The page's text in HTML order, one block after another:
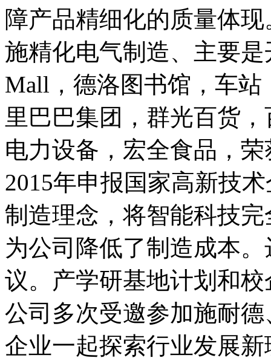
障产品精细化的质量体
施精化电气制造、主要
Mall，德洛图书馆，车
里巴巴集团，群光百货
电力设备，宏全食品，
2015年申报国家高新技
制造理念，将智能科技
为公司降低了制造成本
议。产学研基地计划和
公司多次受邀参加施耐
企业一起探索行业发展